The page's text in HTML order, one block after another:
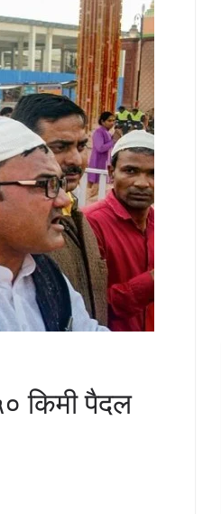
किमी पैदल